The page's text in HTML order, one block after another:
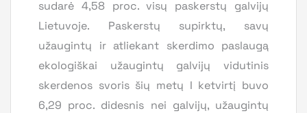
sudarė 4,58 proc. visų paskerstų galvijų
Lietuvoje. Paskerstų supirktų, savų
užaugintų ir atliekant skerdimo paslaugą
ekologiškai užaugintų galvijų vidutinis
skerdenos svoris šių metų I ketvirtį buvo
6,29 proc. didesnis nei galvijų, užaugintų